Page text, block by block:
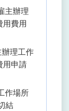
主辦理
用費用
辦理工作
用申請
作場所
結